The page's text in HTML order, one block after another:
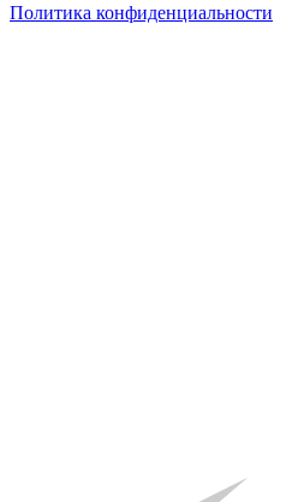
Политика конфиденциальности